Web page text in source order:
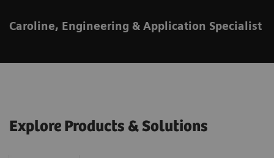
Caroline, Engineering & Application Specialist
Explore Products & Solutions